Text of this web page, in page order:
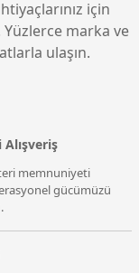
için
Yüzlerce marka ve
ulaşın.
Alışveriş
memnuniyeti
gücümüzü
.